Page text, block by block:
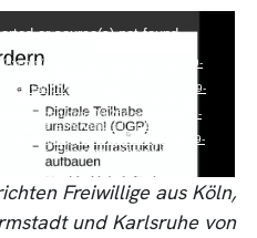
Freiwillige aus Köln,
und Karlsruhe von